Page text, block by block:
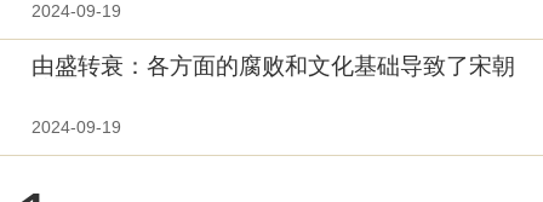
2024-09-19
由盛转衰：各方面的腐败和文化基础导致了宋朝
2024-09-19